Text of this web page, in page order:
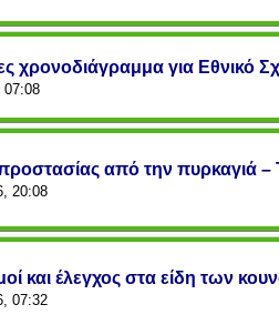
χρονοδιάγραμμα για Εθνικό
07:08
από την πυρκαγιά –
20:08
και έλεγχος στα είδη των
07:32